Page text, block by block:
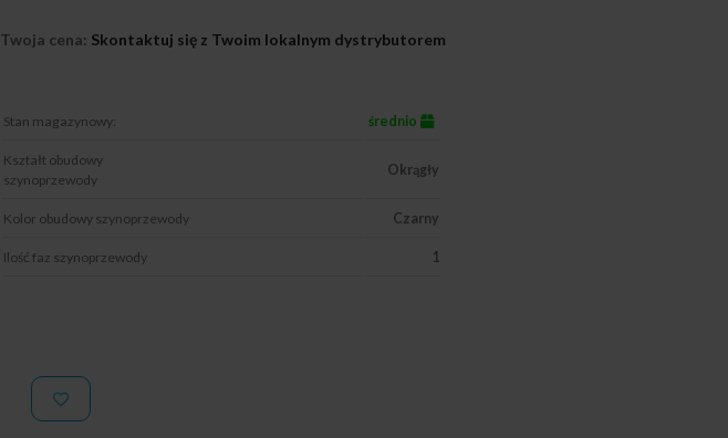
Twoja cena: Skontaktuj się z Twoim lokalnym dystrybutorem
Stan magazynowy: średnio
Kształt obudowy
szynoprzewody
Okrągły
Kolor obudowy szynoprzewody Czarny
Ilość faz szynoprzewody 1